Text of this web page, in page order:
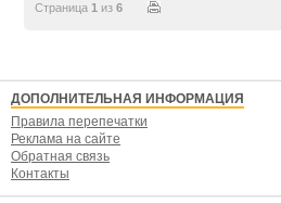
Страница 1 из 6
ДОПОЛНИТЕЛЬНАЯ ИНФОРМАЦИЯ
Правила перепечатки
Реклама на сайте
Обратная связь
Контакты